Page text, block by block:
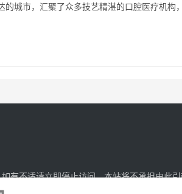
城市，汇聚了众多技艺精湛的口腔医疗机构
有不适请立即停止访问，本站将不承担由此